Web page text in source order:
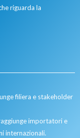
riguarda la
filiera e stakeholder
importatori e
internazionali.